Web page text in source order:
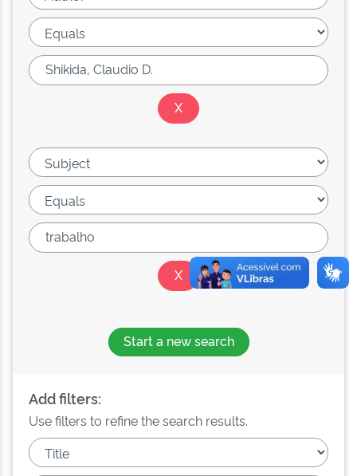
Start a new search
Add filters:
Use filters to refine the search results.